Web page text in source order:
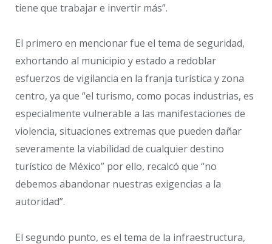
tiene que trabajar e invertir más”.
El primero en mencionar fue el tema de seguridad,
exhortando al municipio y estado a redoblar
esfuerzos de vigilancia en la franja turística y zona
centro, ya que “el turismo, como pocas industrias, es
especialmente vulnerable a las manifestaciones de
violencia, situaciones extremas que pueden dañar
severamente la viabilidad de cualquier destino
turístico de México” por ello, recalcó que “no
debemos abandonar nuestras exigencias a la
autoridad”.
El segundo punto, es el tema de la infraestructura,